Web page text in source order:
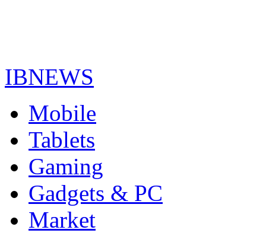
IBNEWS
Mobile
Tablets
Gaming
Gadgets & PC
Market